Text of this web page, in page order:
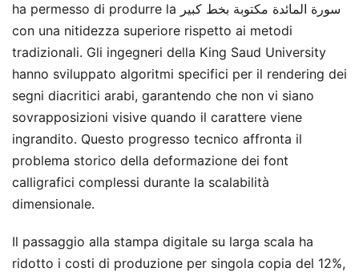
ha permesso di produrre la سورة المائدة مكتوبة بخط كبير
con una nitidezza superiore rispetto ai metodi
tradizionali. Gli ingegneri della King Saud University
hanno sviluppato algoritmi specifici per il rendering dei
segni diacritici arabi, garantendo che non vi siano
sovrapposizioni visive quando il carattere viene
ingrandito. Questo progresso tecnico affronta il
problema storico della deformazione dei font
calligrafici complessi durante la scalabilità
dimensionale.
Il passaggio alla stampa digitale su larga scala ha
ridotto i costi di produzione per singola copia del 12%,